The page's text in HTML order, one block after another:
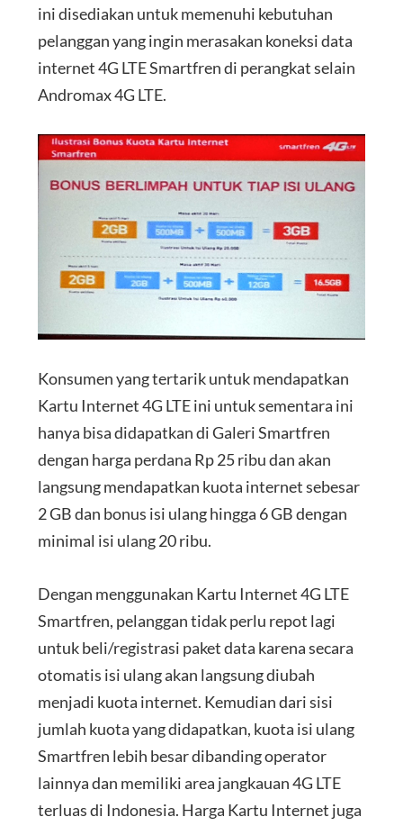
ini disediakan untuk memenuhi kebutuhan
pelanggan yang ingin merasakan koneksi data
internet 4G LTE Smartfren di perangkat selain
Andromax 4G LTE.
Konsumen yang tertarik untuk mendapatkan
Kartu Internet 4G LTE ini untuk sementara ini
hanya bisa didapatkan di Galeri Smartfren
dengan harga perdana Rp 25 ribu dan akan
langsung mendapatkan kuota internet sebesar
2 GB dan bonus isi ulang hingga 6 GB dengan
minimal isi ulang 20 ribu.
Dengan menggunakan Kartu Internet 4G LTE
Smartfren, pelanggan tidak perlu repot lagi
untuk beli/registrasi paket data karena secara
otomatis isi ulang akan langsung diubah
menjadi kuota internet. Kemudian dari sisi
jumlah kuota yang didapatkan, kuota isi ulang
Smartfren lebih besar dibanding operator
lainnya dan memiliki area jangkauan 4G LTE
terluas di Indonesia. Harga Kartu Internet juga